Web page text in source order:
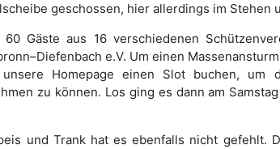
geschossen, hier allerdings im Stehen
60 Gäste aus 16 verschiedenen
e.V. Um einen
Homepage einen Slot buchen, um
zu können. Los ging es dann am
und Trank hat es ebenfalls nicht gefehlt.